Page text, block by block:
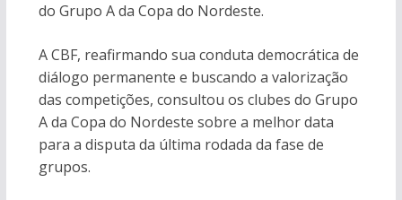
do Grupo A da Copa do Nordeste.
A CBF, reafirmando sua conduta democrática de
diálogo permanente e buscando a valorização
das competições, consultou os clubes do Grupo
A da Copa do Nordeste sobre a melhor data
para a disputa da última rodada da fase de
grupos.